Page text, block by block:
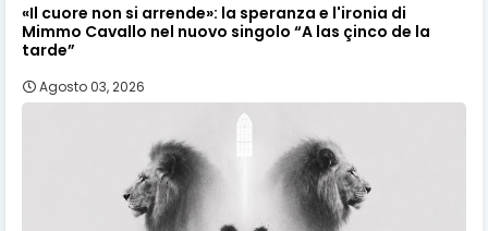
«Il cuore non si arrende»: la speranza e l'ironia di
Mimmo Cavallo nel nuovo singolo “A las çinco de la
tarde”
Agosto 03, 2026